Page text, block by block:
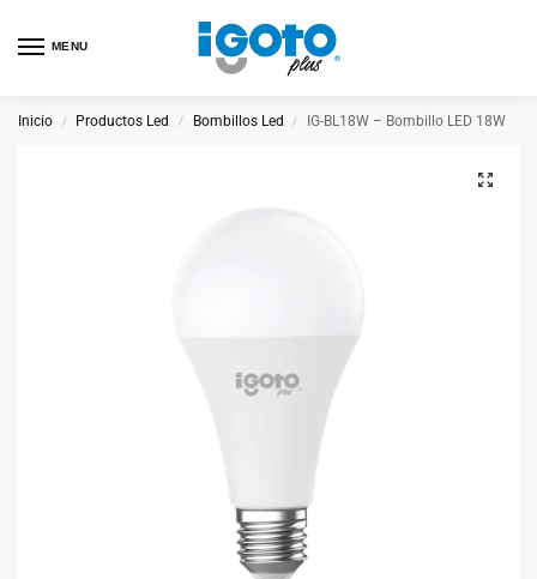
MENU
Inicio / Productos Led / Bombillos Led / IG-BL18W – Bombillo LED 18W